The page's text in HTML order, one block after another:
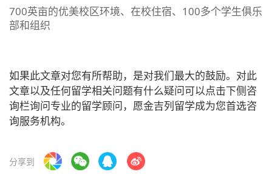
700英亩的优美校区环境、在校住宿、100多个学生俱乐
部和组织
如果此文章对您有所帮助，是对我们最大的鼓励。对此
文章以及任何留学相关问题有什么疑问可以点击下侧咨
询栏询问专业的留学顾问，愿金吉列留学成为您首选咨
询服务机构。
分享到